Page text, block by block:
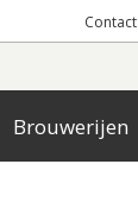
Contact
Brouwerijen